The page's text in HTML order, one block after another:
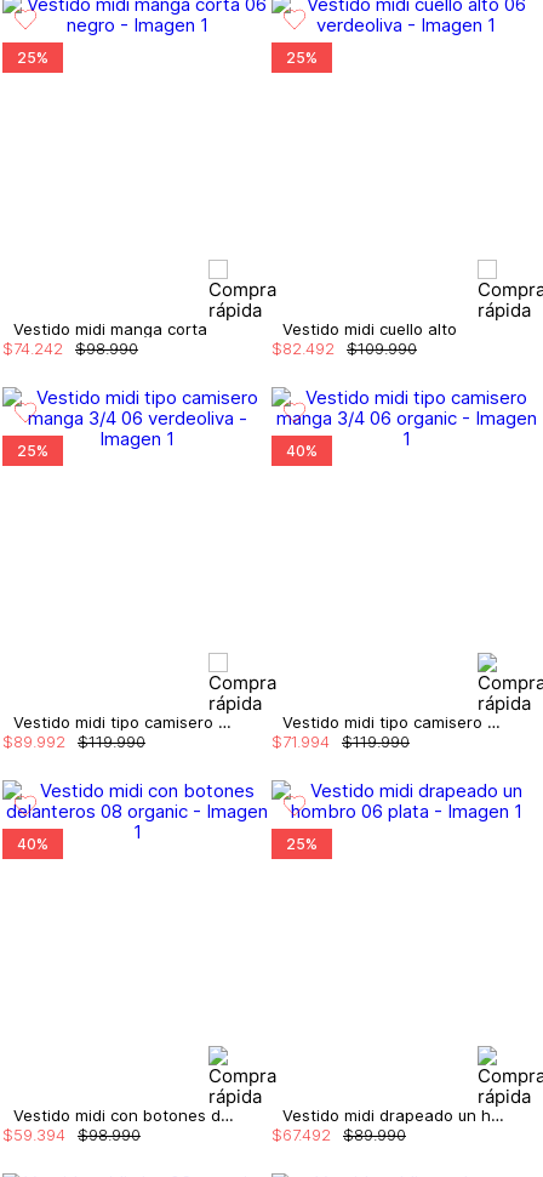
25%
Vestido midi manga corta
$98.990
$74.242
25%
Vestido midi cuello alto
$109.990
$82.492
25%
Vestido midi tipo camisero manga 3/4
$119.990
$89 992
40%
Vestido midi tipo camisero manga 3/4
$119.990
$71 994
40%
Vestido midi con botones delanteros
$98.990
$59 394
25%
Vestido midi drapeado un hombro
$89.990
$67.492